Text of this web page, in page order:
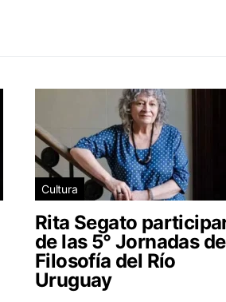
Cultura
Rita Segato
de las 5° Jornadas de
Filosofía del Río
Uruguay